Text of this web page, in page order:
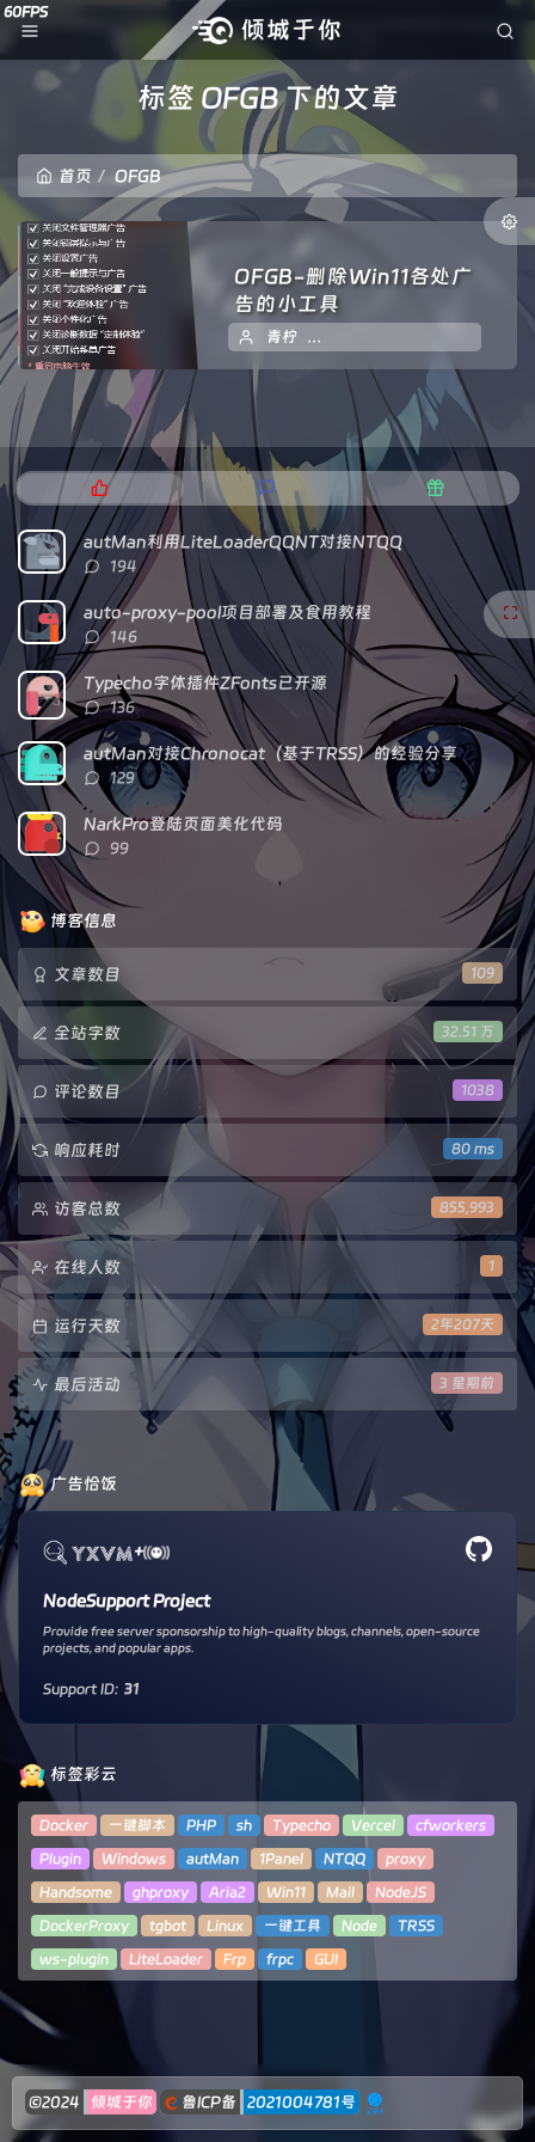
标签 OFGB 下的文章
首页 OFGB
OFGB-删除Win11各处广
告的小工具
青柠
热
门
文
章
最
新
评
论
随
机
文
章
autMan利用LiteLoaderQQNT对接NTQQ
评
论
数：
194
auto-proxy-pool项目部署及食用教程
评
论
数：
146
Typecho字体插件ZFonts已开源
评
论
数：
136
autMan对接Chronocat（基于TRSS）的经验分享
评
论
数：
129
NarkPro登陆页面美化代码
评
99
博客信息
109
文章数目
32.51 万
全站字数
1038
评论数目
80 ms
响应耗时
855,993
访客总数
1
在线人数
2年207天
运行天数
3 星期前
最后活动
广告恰饭
+
NodeSupport Project
Provide free server sponsorship to high-quality blogs, channels, open-source
projects, and popular apps.
Support ID: 31
标签彩云
Docker 一键脚本 PHP sh Typecho Vercel
cfworkers
Plugin
Windows autMan 1Panel NTQQ
proxy
Handsome
ghproxy Aria2 Win11 Mail
NodeJS
DockerProxy
tgbot Linux 一键工具 Node
TRSS
ws-plugin
LiteLoader Frp frpc GUI
©2024 倾城于你 鲁ICP备 2021004781号